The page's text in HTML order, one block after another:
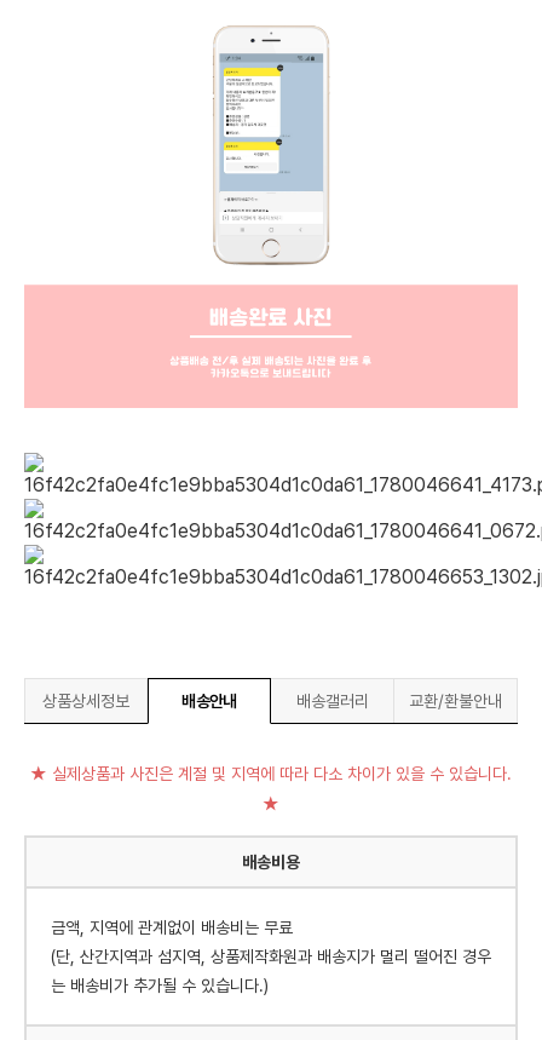
상품상세정보 배송안내 배송갤러리 교환/환불안내
★ 실제상품과 사진은 계절 및 지역에 따라 다소 차이가 있을 수 있습니다.
★
배송비용
금액, 지역에 관계없이 배송비는 무료
(단, 산간지역과 섬지역, 상품제작화원과 배송지가 멀리 떨어진 경우
는 배송비가 추가될 수 있습니다.)